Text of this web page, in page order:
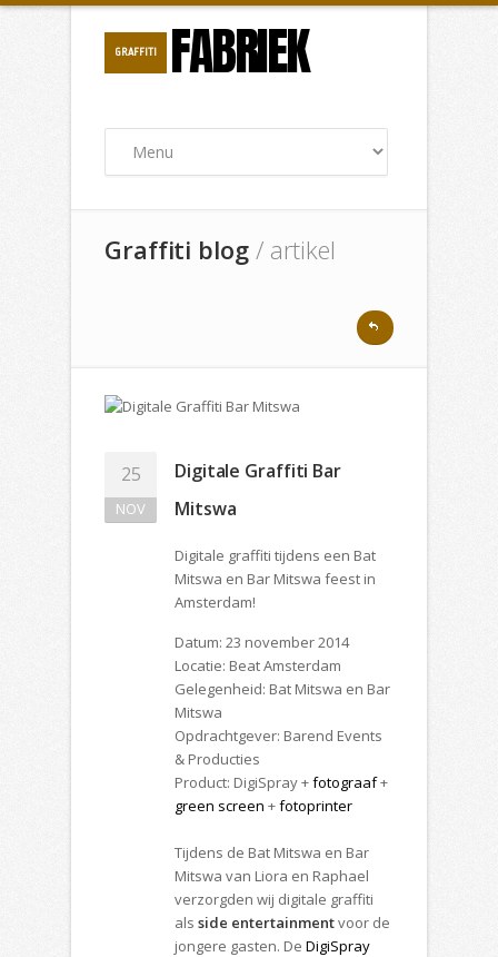
GRAFFITI FABRIEK
Graffiti blog / artikel
25
NOV
Digitale Graffiti Bar
Mitswa
Digitale graffiti tijdens een Bat
Mitswa en Bar Mitswa feest in
Amsterdam!
Datum: 23 november 2014
Locatie: Beat Amsterdam
Gelegenheid: Bat Mitswa en Bar
Mitswa
Opdrachtgever: Barend Events
& Producties
Product: DigiSpray +fotograaf+
green screen +fotoprinter
Tijdens de Bat Mitswa en Bar
Mitswa van Liora en Raphael
verzorgden wij digitale graffiti
als side entertainmentvoor de
jongere gasten. De DigiSpray